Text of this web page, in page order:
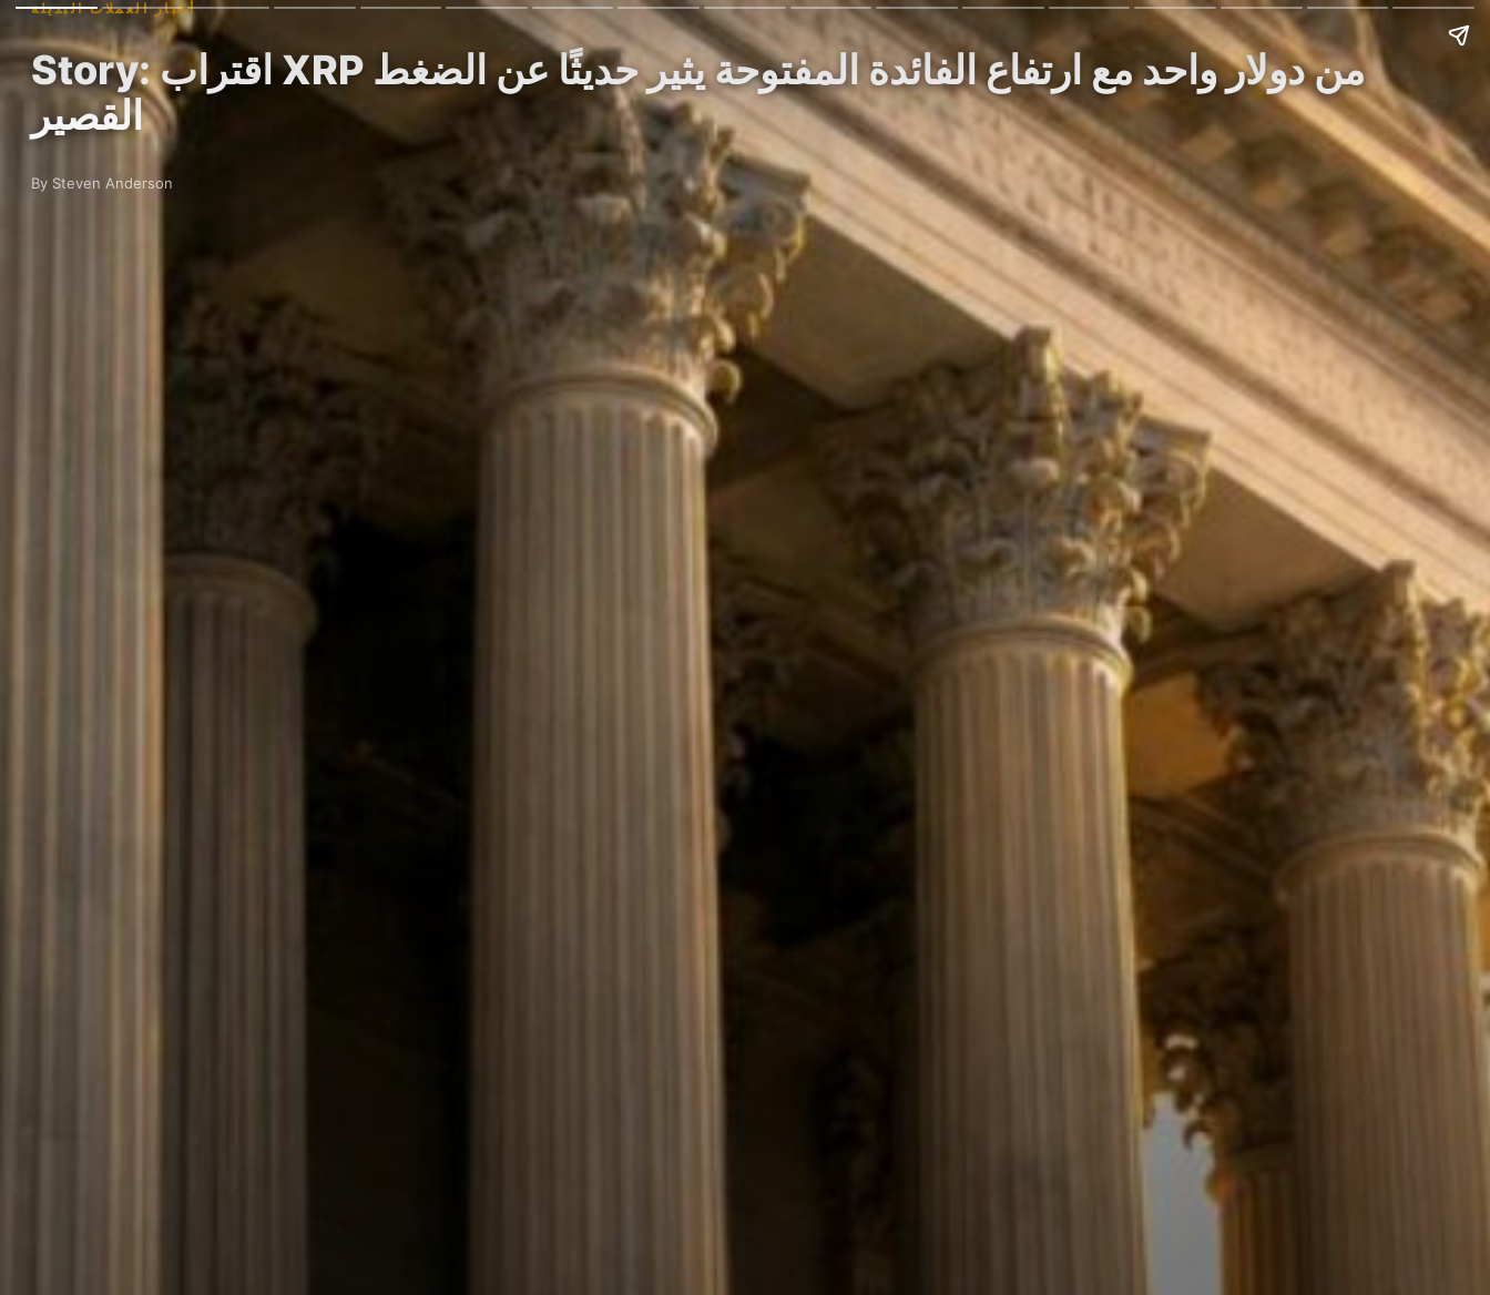
أخبار العملات البديلة
Story: اقتراب XRP من دولار واحد مع ارتفاع الفائدة المفتوحة يثير حديثًا عن الضغط
القصير
By Steven Anderson